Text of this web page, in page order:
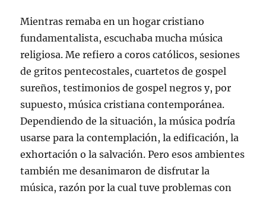
Mientras remaba en un hogar cristiano
fundamentalista, escuchaba mucha música
religiosa. Me refiero a coros católicos, sesiones
de gritos pentecostales, cuartetos de gospel
sureños, testimonios de gospel negros y, por
supuesto, música cristiana contemporánea.
Dependiendo de la situación, la música podría
usarse para la contemplación, la edificación, la
exhortación o la salvación. Pero esos ambientes
también me desanimaron de disfrutar la
música, razón por la cual tuve problemas con